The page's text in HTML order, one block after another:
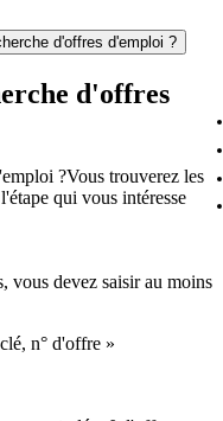
d'offres d'emploi ?
d'offres
?Vous trouverez les
qui vous intéresse
vous devez saisir au moins
n° d'offre »